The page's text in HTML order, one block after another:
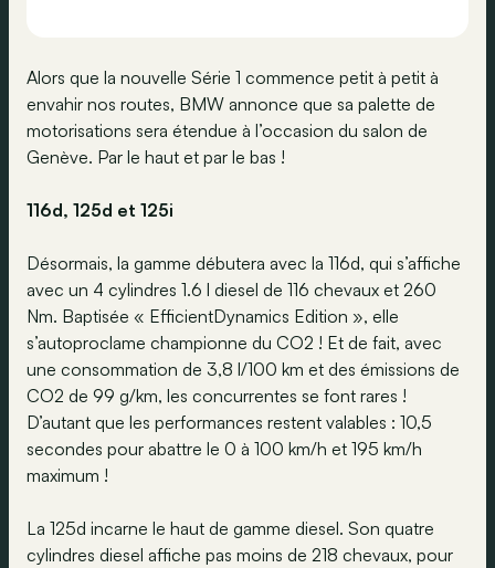
Alors que la nouvelle Série 1 commence petit à petit à
envahir nos routes, BMW annonce que sa palette de
motorisations sera étendue à l’occasion du salon de
Genève. Par le haut et par le bas !
116d, 125d et 125i
Désormais, la gamme débutera avec la 116d, qui s’affiche
avec un 4 cylindres 1.6 l diesel de 116 chevaux et 260
Nm. Baptisée « EfficientDynamics Edition », elle
s’autoproclame championne du CO2 ! Et de fait, avec
une consommation de 3,8 l/100 km et des émissions de
CO2 de 99 g/km, les concurrentes se font rares !
D’autant que les performances restent valables : 10,5
secondes pour abattre le 0 à 100 km/h et 195 km/h
maximum !
La 125d incarne le haut de gamme diesel. Son quatre
cylindres diesel affiche pas moins de 218 chevaux, pour